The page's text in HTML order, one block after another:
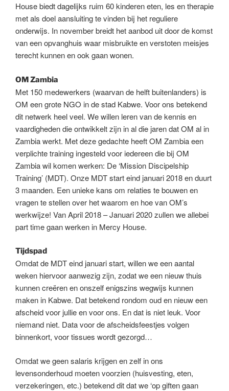
House biedt dagelijks ruim 60 kinderen eten, les en therapie
met als doel aansluiting te vinden bij het reguliere
onderwijs. In november breidt het aanbod uit door de komst
van een opvanghuis waar misbruikte en verstoten meisjes
terecht kunnen en ook gaan wonen.
OM Zambia
Met 150 medewerkers (waarvan de helft buitenlanders) is
OM een grote NGO in de stad Kabwe. Voor ons betekend
dit netwerk heel veel. We willen leren van de kennis en
vaardigheden die ontwikkelt zijn in al die jaren dat OM al in
Zambia werkt. Met deze gedachte heeft OM Zambia een
verplichte training ingesteld voor iedereen die bij OM
Zambia wil komen werken: De ‘Mission Discipelship
Training’ (MDT). Onze MDT start eind januari 2018 en duurt
3 maanden. Een unieke kans om relaties te bouwen en
vragen te stellen over het waarom en hoe van OM’s
werkwijze! Van April 2018 – Januari 2020 zullen we allebei
part time gaan werken in Mercy House.
Tijdspad
Omdat de MDT eind januari start, willen we een aantal
weken hiervoor aanwezig zijn, zodat we een nieuw thuis
kunnen creëren en onszelf enigszins wegwijs kunnen
maken in Kabwe. Dat betekend rondom oud en nieuw een
afscheid voor jullie en voor ons. En dat is niet leuk. Voor
niemand niet. Data voor de afscheidsfeestjes volgen
binnenkort, voor tissues wordt gezorgd…
Omdat we geen salaris krijgen en zelf in ons
levensonderhoud moeten voorzien (huisvesting, eten,
verzekeringen, etc.) betekend dit dat we ‘op giften gaan